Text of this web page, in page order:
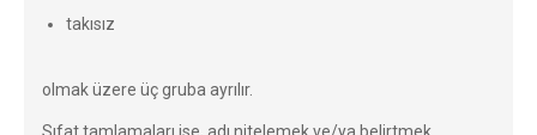
takısız
olmak üzere üç gruba ayrılır.